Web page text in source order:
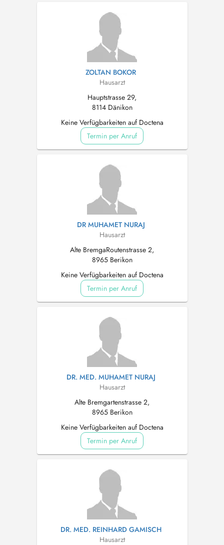
ZOLTAN BOKOR
Hausarzt
Hauptstrasse 29,
8114 Dänikon
Keine Verfügbarkeiten auf Doctena
Termin per Anruf
DR MUHAMET NURAJ
Hausarzt
Alte BremgaRoutenstrasse 2,
8965 Berikon
Keine Verfügbarkeiten auf Doctena
Termin per Anruf
DR. MED. MUHAMET NURAJ
Hausarzt
Alte Bremgartenstrasse 2,
8965 Berikon
Keine Verfügbarkeiten auf Doctena
Termin per Anruf
DR. MED. REINHARD GAMISCH
Hausarzt